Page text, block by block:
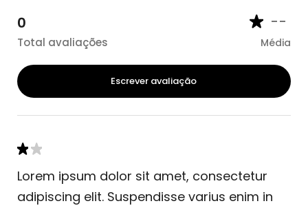
0
Total avaliações
--
Média
Escrever avaliação
Lorem ipsum dolor sit amet, consectetur
adipiscing elit. Suspendisse varius enim in